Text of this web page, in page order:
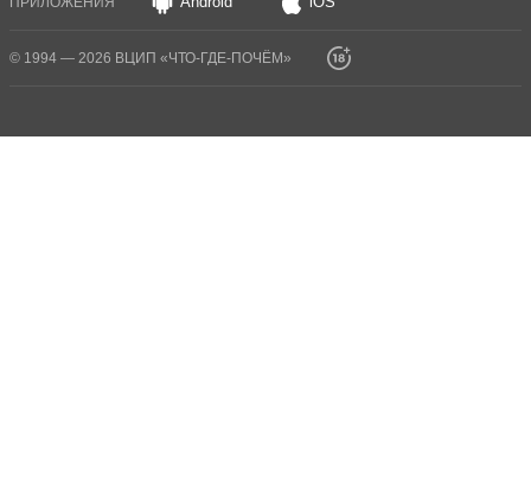
© 1994 — 2026 ВЦИП «ЧТО-ГДЕ-ПОЧЁМ»